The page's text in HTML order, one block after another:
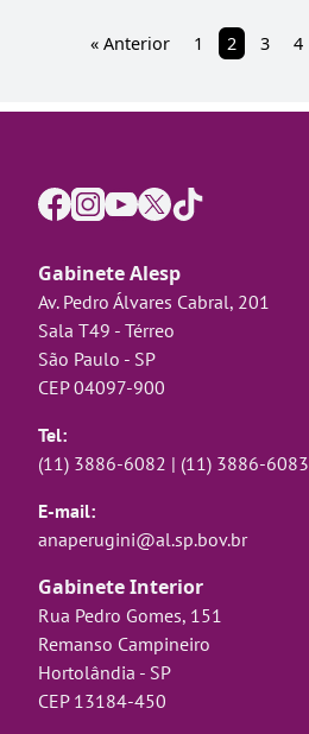
« Anterior 1 2 3 4
Gabinete Alesp
Av. Pedro Álvares Cabral, 201
Sala T49 - Térreo
São Paulo - SP
CEP 04097-900
Tel:
(11) 3886-6082 | (11) 3886-6083
E-mail:
anaperugini@al.sp.bov.br
Gabinete Interior
Rua Pedro Gomes, 151
Remanso Campineiro
Hortolândia - SP
CEP 13184-450